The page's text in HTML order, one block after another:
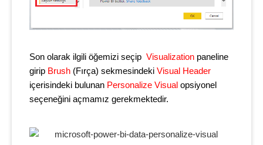
Son olarak ilgili öğemizi seçip Visualization paneline
girip Brush (Fırça) sekmesindeki Visual Header
içerisindeki bulunan Personalize Visual opsiyonel
seçeneğini açmamız gerekmektedir.